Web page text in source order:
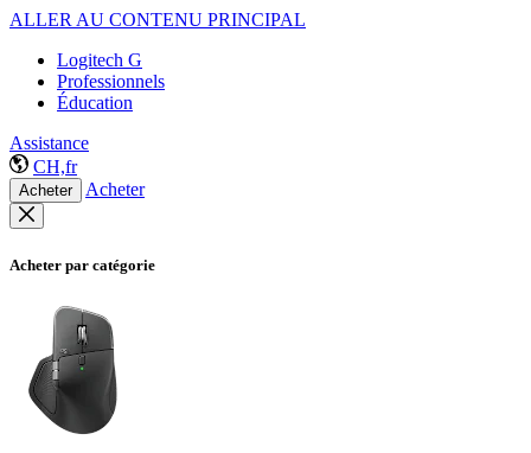
ALLER AU CONTENU PRINCIPAL
Logitech G
Professionnels
Éducation
Assistance
CH,fr
Acheter Acheter
Acheter par catégorie